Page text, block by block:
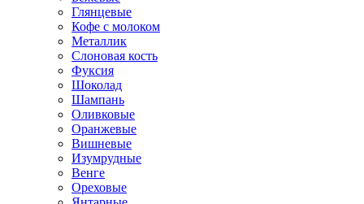
Глянцевые
Кофе с молоком
Металлик
Слоновая кость
Фуксия
Шоколад
Шампань
Оливковые
Оранжевые
Вишневые
Изумрудные
Венге
Ореховые